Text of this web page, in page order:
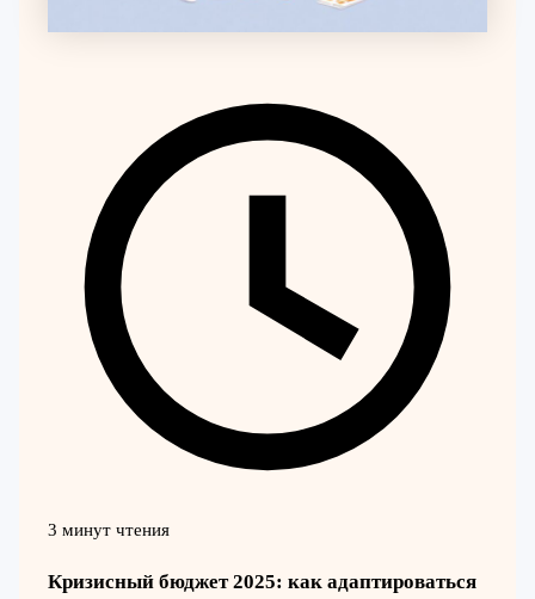
3 минут чтения
Кризисный бюджет 2025: как адаптироваться